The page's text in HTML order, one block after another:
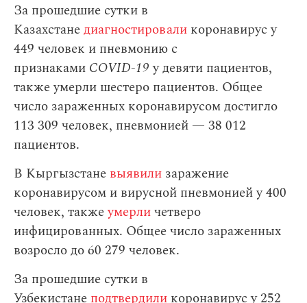
За прошедшие сутки в
Казахстанедиагностировали коронавирус у
449 человек и пневмонию с
признаками COVID-19у девяти пациентов,
также умерли шестеро пациентов. Общее
число зараженных коронавирусом достигло
113 309 человек, пневмонией — 38 012
пациентов.
В Кыргызстане выявили заражение
коронавирусом и вирусной пневмонией у 400
человек, такжеумерличетверо
инфицированных. Общее число зараженных
возросло до 60 279 человек.
За прошедшие сутки в
Узбекистане подтвердили коронавирус у 252